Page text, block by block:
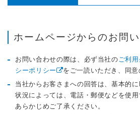
ホームページからのお問
お問い合わせの際は、必ず当社のご利
シーポリシー
をご一読いただき、同意
当社からお客さまへの回答は、基本的に
状況によっては、電話・郵便などを使
あらかじめご了承ください。